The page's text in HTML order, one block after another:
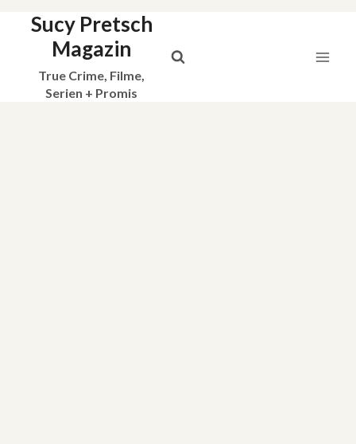
Sucy Pretsch
Magazin
True Crime, Filme,
Serien + Promis